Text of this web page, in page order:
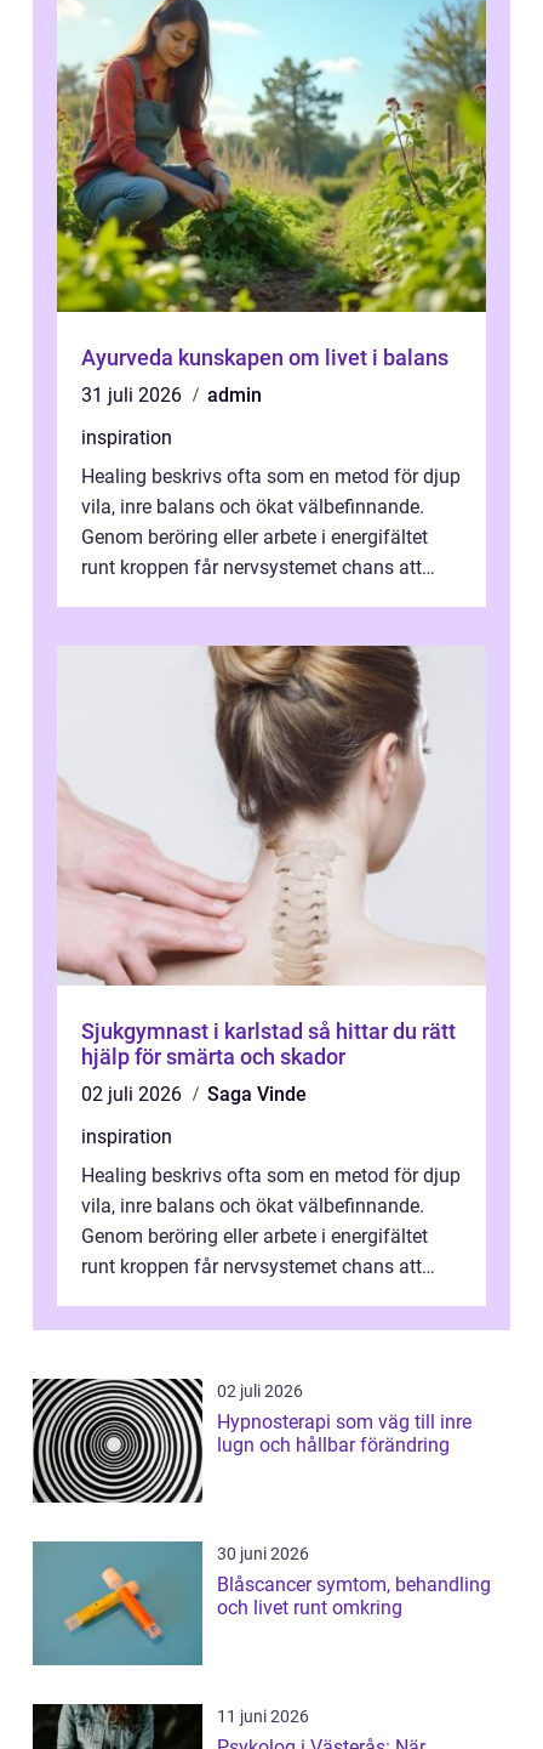
Ayurveda kunskapen om livet i balans
31 juli 2026
admin
inspiration
Healing beskrivs ofta som en metod för djup
vila, inre balans och ökat välbefinnande.
Genom beröring eller arbete i energifältet
runt kroppen får nervsystemet chans att
Sjukgymnast i karlstad så hittar du rätt
hjälp för smärta och skador
02 juli 2026
Saga Vinde
inspiration
Healing beskrivs ofta som en metod för djup
vila, inre balans och ökat välbefinnande.
Genom beröring eller arbete i energifältet
runt kroppen får nervsystemet chans att
02 juli 2026
Hypnosterapi som väg till inre
lugn och hållbar förändring
30 juni 2026
Blåscancer symtom, behandling
och livet runt omkring
11 juni 2026